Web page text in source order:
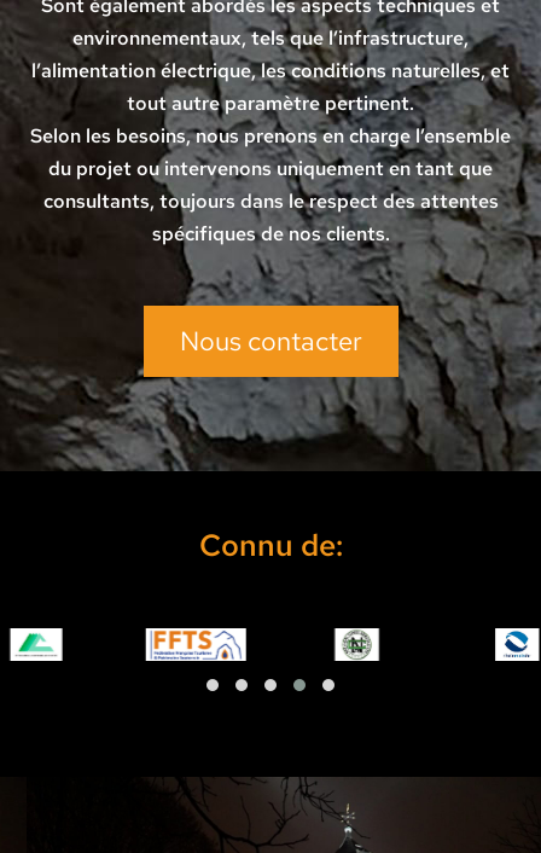
Sont également abordés les aspects techniques et
environnementaux, tels que l’infrastructure,
l’alimentation électrique, les conditions naturelles, et
tout autre paramètre pertinent.
Selon les besoins, nous prenons en charge l’ensemble
du projet ou intervenons uniquement en tant que
consultants, toujours dans le respect des attentes
spécifiques de nos clients.
Nous contacter
Connu de: